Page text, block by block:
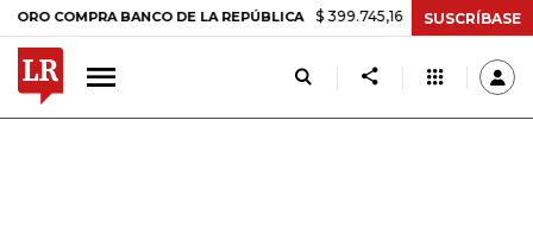
BANCO DE LA REPÚBLICA $ 399.745,16 +$ 2.295,71 +0,58%
SUSCRÍBASE